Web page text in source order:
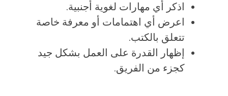
اذكر أي مهارات لغوية أجنبية.
اعرض أي اهتمامات أو معرفة خاصة
تتعلق بالكتب.
إظهار القدرة على العمل بشكل جيد
كجزء من الفريق.